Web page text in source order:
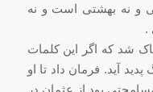
و نه بهشتى است و نه
.
شد که اگر این کلمات
آید. فرمان داد تا او